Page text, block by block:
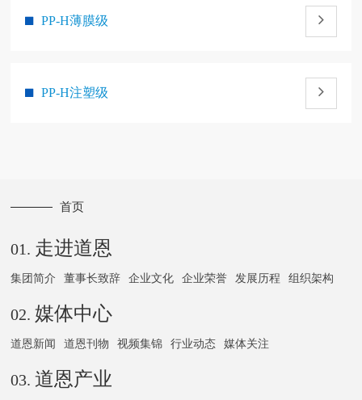
PP-H薄膜级
PP-H注塑级
首页
01. 走进道恩
集团简介 董事长致辞 企业文化 企业荣誉 发展历程 组织架构
02.媒体中心
道恩新闻 道恩刊物 视频集锦 行业动态 媒体关注
03.道恩产业